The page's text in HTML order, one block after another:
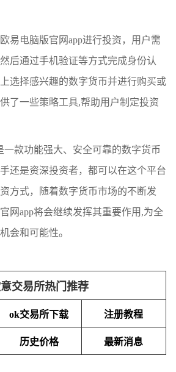
易电脑版官网app进行投资，用户需
后通过手机验证等方式完成身份认
选择感兴趣的数字货币并进行购买或
了一些策略工具,帮助用户制定投资
一款功能强大、安全可靠的数字货币
还是资深投资者，都可以在这个平台
方式，随着数字货币市场的不断发
网app将会继续发挥其重要作用,为全
会和可能性。
意交易所热门推荐
ok交易所下载 注册教程
历史价格 最新消息